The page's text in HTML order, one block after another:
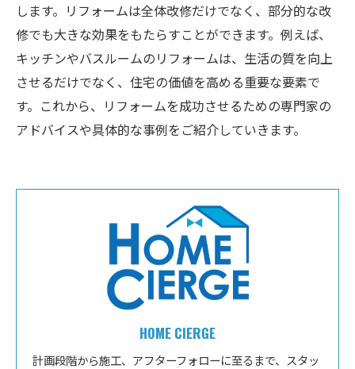
します。リフォームは全体改修だけでなく、部分的な改
修でも大きな効果をもたらすことができます。例えば、
キッチンやバスルームのリフォームは、生活の質を向上
させるだけでなく、住宅の価値を高める重要な要素で
す。これから、リフォームを成功させるための専門家の
アドバイスや具体的な事例をご紹介していきます。
HOME CIERGE
計画段階から施工、アフターフォローに至るまで、スタッ